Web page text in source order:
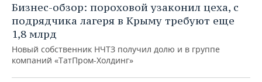
Бизнес-обзор: пороховой узаконил цеха, с
подрядчика лагеря в Крыму требуют еще
1,8 млрд
Новый собственник НЧТЗ получил долю и в группе
компаний «ТатПром-Холдинг»